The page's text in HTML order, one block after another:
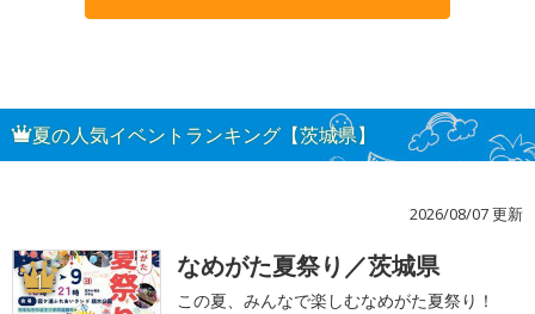
夏の人気イベントランキング【茨城県】
2026/08/07 更新
1 なめがた夏祭り／茨城県
この夏、みんなで楽しむなめがた夏祭り！